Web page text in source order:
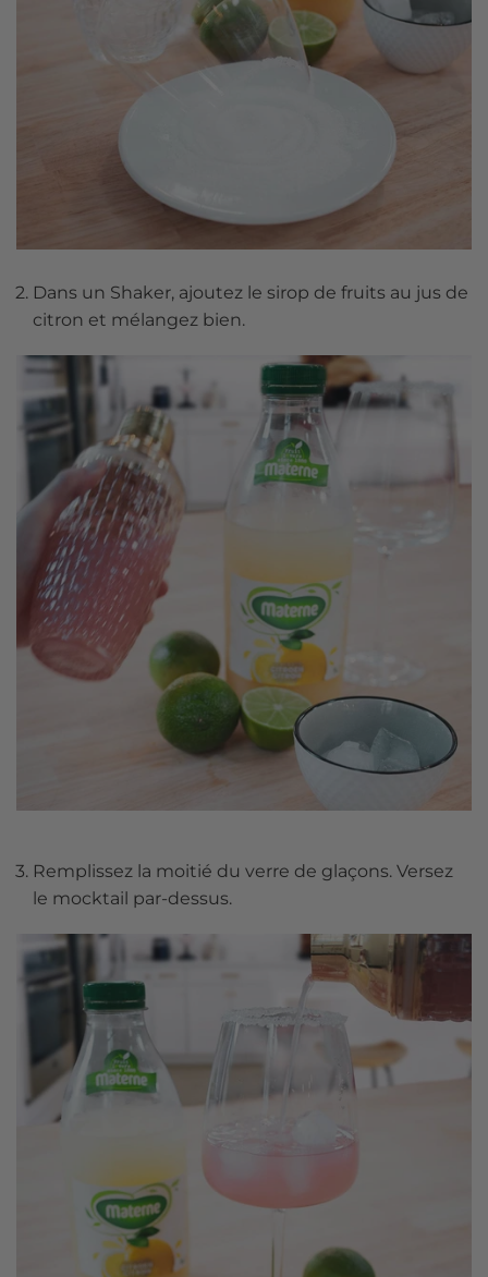
Dans un Shaker, ajoutez le sirop de fruits au jus de
citron et mélangez bien.
Remplissez la moitié du verre de glaçons. Versez
le mocktail par-dessus.